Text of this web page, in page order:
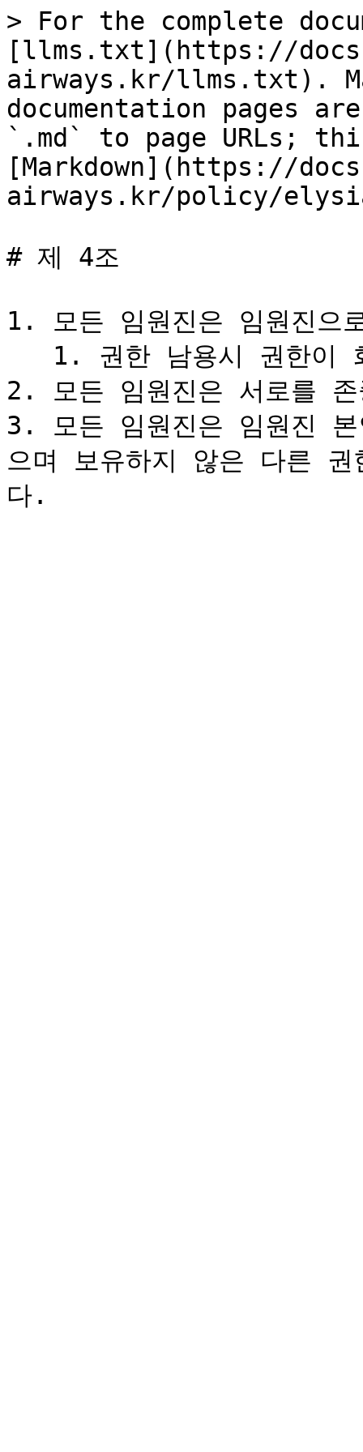
> For the complete
[llms.txt](https://
airways.kr/llms.txt).
documentation pages
`.md` to page URLs;
[Markdown](https://
airways.kr/policy/
# 제 4조
1. 모든 임원진은 임원진으
2. 모든 임원진은 서로를
3. 모든 임원진은 임원진
으며 보유하지 않은 다른